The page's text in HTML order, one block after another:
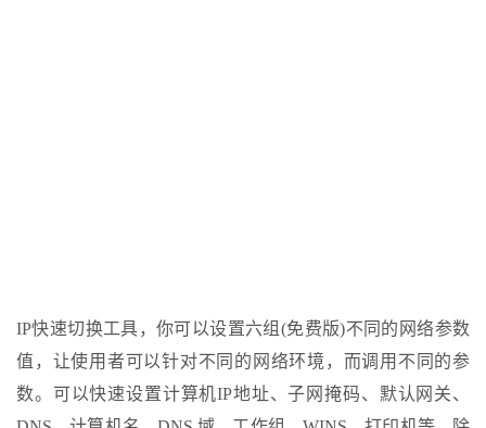
IP快速切换工具，你可以设置六组(免费版)不同的网络参数
值，让使用者可以针对不同的网络环境，而调用不同的参
数。可以快速设置计算机IP地址、子网掩码、默认网关、